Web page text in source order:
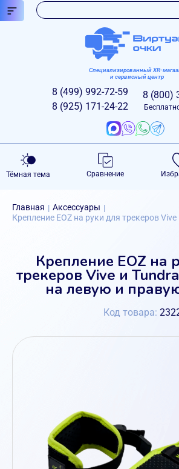
Специализированный XR-
и сервисный центр
8 (499) 992-72-59
8 (925) 171-24-22
8 (800)
Тёмная тема Сравнение
Главная | Аксессуары |
Крепление EOZ на руки для трекеров
Крепление EOZ на
трекеров Vive и
на левую и
Код товара: